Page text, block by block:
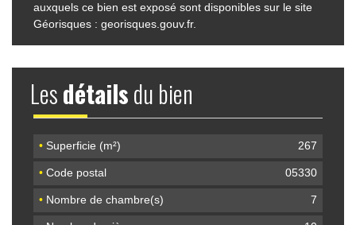
auxquels ce bien est exposé sont disponibles sur le site
Géorisques : georisques.gouv.fr.
Lesdétailsdu bien
• Superficie (m²) 267
• Code postal 05330
• Nombre de chambre(s) 7